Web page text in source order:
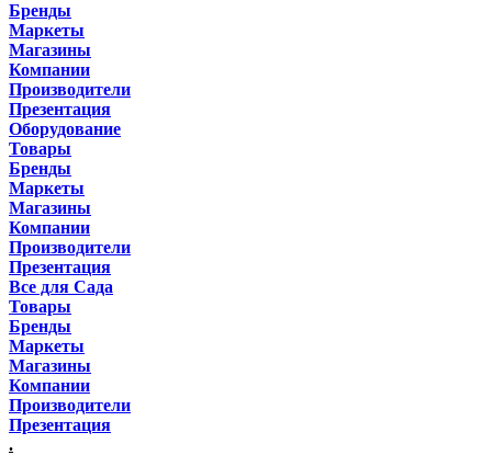
Бренды
Маркеты
Магазины
Компании
Производители
Презентация
Оборудование
Товары
Бренды
Маркеты
Магазины
Компании
Производители
Презентация
Все для Сада
Товары
Бренды
Маркеты
Магазины
Компании
Производители
Презентация
.